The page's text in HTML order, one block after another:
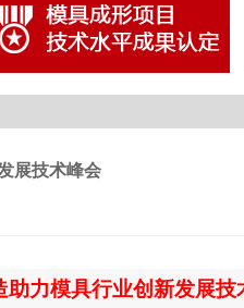
展技术峰会
助力模具行业创新发展技